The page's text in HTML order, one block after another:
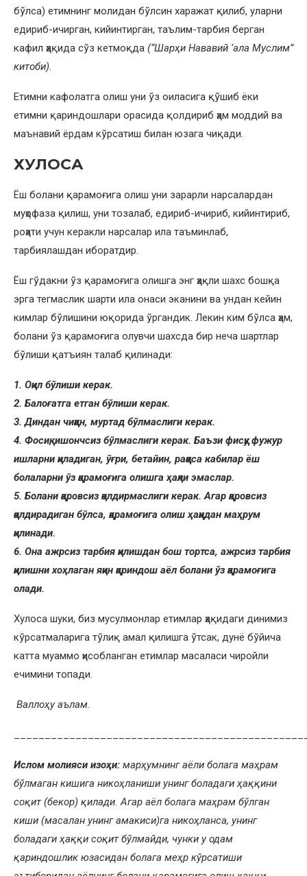
бўлса) етимнинг молидан бўлсин харажат қилиб, уларни
едириб-ичирган, кийинтирган, таълим-тарбия берган
кафил ҳақида сўз кетмоқда (“Шарҳи Нававий ‘ала Муслим”
китоби).
Етимни кафолатга олиш уни ўз оиласига қўшиб ёки
етимни қариндошлари орасида қолдириб ҳам моддий ва
маънавий ёрдам кўрсатиш билан юзага чиқади.
ХУЛОСА
Ёш болани қарамоғига олиш уни зарарли нарсалардан
муҳофаза қилиш, уни тозалаб, едириб-ичириб, кийинтириб,
роҳати учун керакли нарсалар ила таъминлаб,
тарбиялашдан иборатдир.
Ёш гўдакни ўз қарамоғига олишга энг ҳақли шахс бошқа
эрга тегмаслик шарти ила онаси эканини ва ундан кейин
кимлар бўлишини юқорида ўргандик. Лекин ким бўлса ҳам,
болани ўз қарамоғига олувчи шахсда бир неча шартлар
бўлиши қатъиян талаб қилинади:
1. Оқил бўлиши керак.
2. Балоғатга етган бўлиши керак.
3. Диндан чиққан, муртад бўлмаслиги керак.
4. Фосиқ, ишончсиз бўлмаслиги керак. Баъзи фисқу фужур
ишларни қиладиган, ўғри, бетайин, раққоса кабилар ёш
болаларни ўз қарамоғига олишга ҳақли эмаслар.
5. Болани қаровсиз қолдирмаслиги керак. Агар қаровсиз
қолдирадиган бўлса, қарамоғига олиш ҳаққидан маҳрум
қилинади.
6. Она ажрсиз тарбия қилишдан бош тортса, ажрсиз тарбия
қилишни хоҳлаган яқин қариндош аёл болани ўз қарамоғига
олади.
Хулоса шуки, биз мусулмонлар етимлар ҳақидаги динимиз
кўрсатмаларига тўлиқ амал қилишга ўтсак, дунё бўйича
катта муаммо ҳисобланган етимлар масаласи чиройли
ечимини топади.
Валлоҳу аълам.
Ислом молияси изоҳи: марҳумнинг аёли болага маҳрам
бўлмаган кишига никоҳланиши унинг боладаги ҳаққини
соқит (бекор) қилади. Агар аёл болага маҳрам бўлган
киши (масалан унинг амакиси)га никоҳланса, унинг
боладаги ҳаққи соқит бўлмайди, чунки у одам
қариндошлик юзасидан болага меҳр кўрсатиши